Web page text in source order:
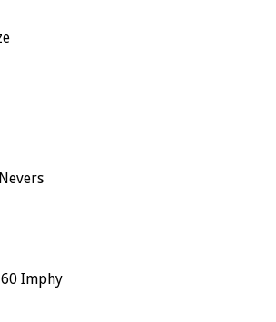
Imphy